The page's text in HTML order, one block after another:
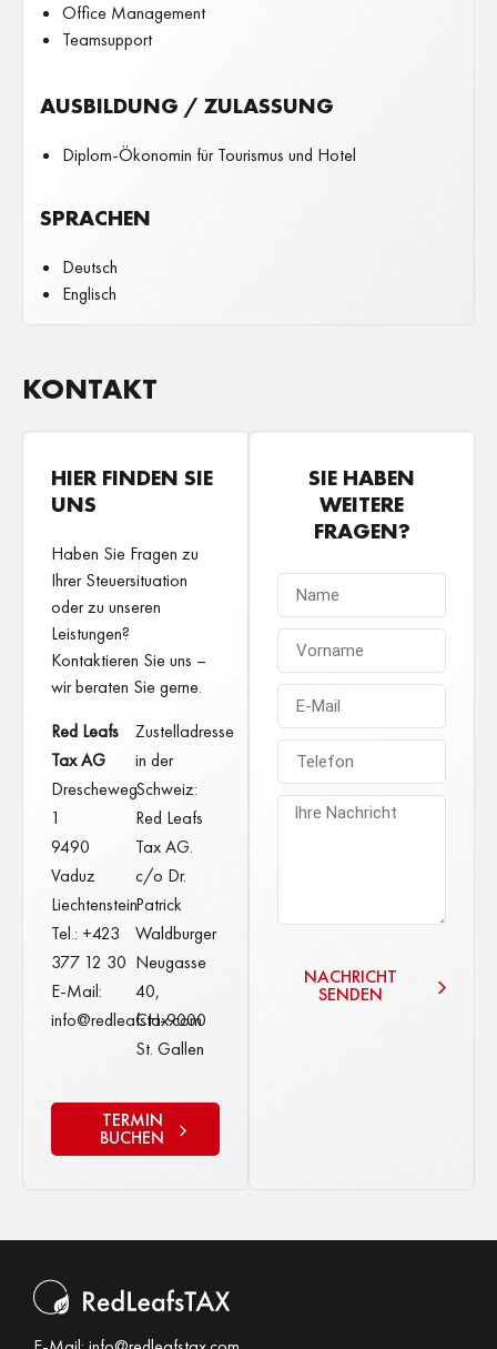
Office Management
Teamsupport
AUSBILDUNG / ZULASSUNG
Diplom-Ökonomin für Tourismus und Hotel
SPRACHEN
Deutsch
Englisch
KONTAKT
HIER FINDEN SIE
UNS
Haben Sie Fragen zu
Ihrer Steuersituation
oder zu unseren
Leistungen?
Kontaktieren Sie uns –
wir beraten Sie gerne.
Red Leafs
Tax AG
Drescheweg
1
9490
Vaduz
Liechtenstein
Tel.: +423
377 12 30
E-Mail:
info@redleafstax.com
Zustelladresse
in der
Schweiz:
Red Leafs
Tax AG.
c/o Dr.
Patrick
Waldburger
Neugasse
40,
CH-9000
St. Gallen
TERMIN
BUCHEN
SIE HABEN
WEITERE
FRAGEN?
NACHRICHT
SENDEN